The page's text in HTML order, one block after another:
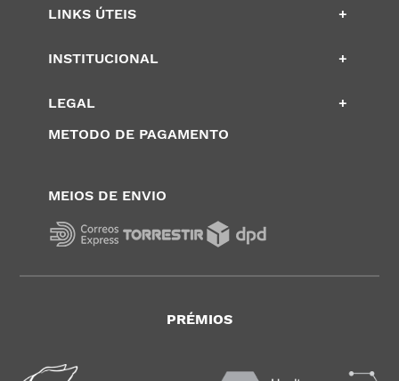
LINKS ÚTEIS +
INSTITUCIONAL +
LEGAL
+
METODO DE PAGAMENTO
MEIOS DE ENVIO
PRÉMIOS